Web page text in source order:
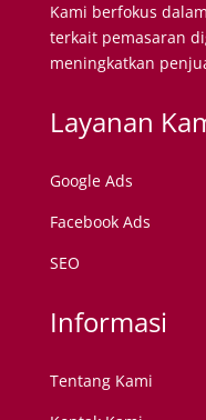
Kami berfokus
terkait pemasaran
meningkatkan
Layanan
Google Ads
Facebook Ads
SEO
Informasi
Tentang Kami